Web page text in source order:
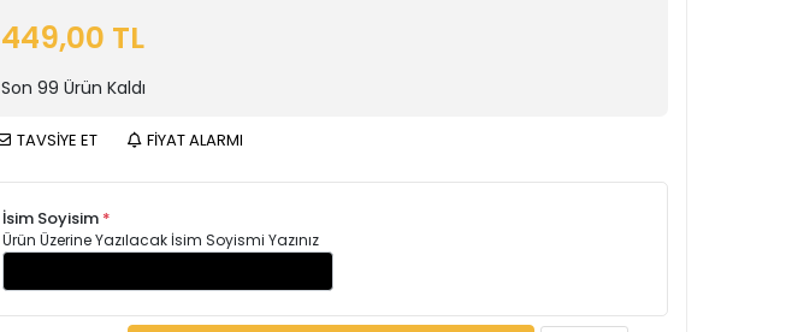
449,00 TL
Son 99 Ürün Kaldı
TAVSİYE ET FİYAT ALARMI
İsim Soyisim *
Ürün Üzerine Yazılacak İsim Soyismi Yazınız